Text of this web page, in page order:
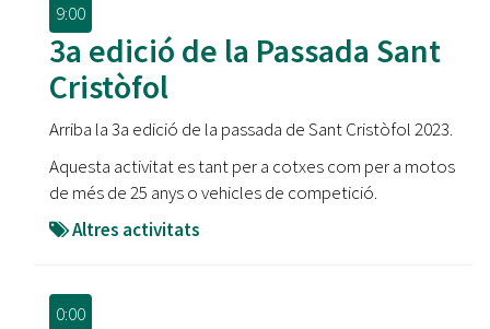
9:00
3a edició de la Passada Sant
Cristòfol
Arriba la 3a edició de la passada de Sant Cristòfol 2023.
Aquesta activitat es tant per a cotxes com per a motos
de més de 25 anys o vehicles de competició.
Altres activitats
0:00